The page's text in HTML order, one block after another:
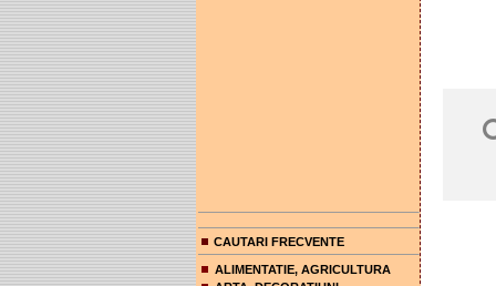
CAUTARI FRECVENTE
ALIMENTATIE, AGRICULTURA